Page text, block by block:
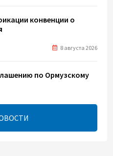
конвенции о
8 августа 2026
по Ормузскому
8 августа 2026
- показатель